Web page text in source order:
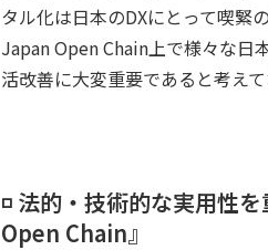
タル化は日本のDXにとって喫緊
Japan Open Chain上で様々な日
活改善に大変重要であると考えて
◽️ 法的・技術的な実用性
Open Chain』